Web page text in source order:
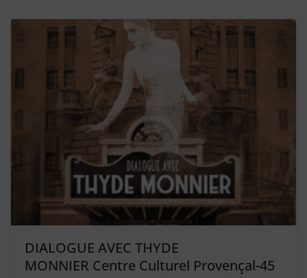
DIALOGUE AVEC THYDE
MONNIER Centre Culturel Provençal-45